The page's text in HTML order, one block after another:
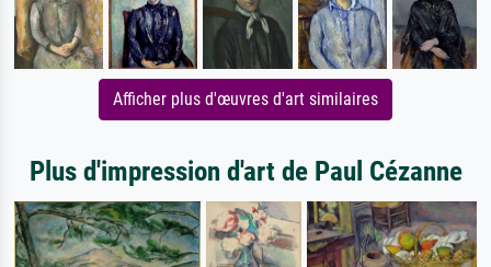
Afficher plus d'œuvres d'art similaires
Plus d'impression d'art de Paul Cézanne